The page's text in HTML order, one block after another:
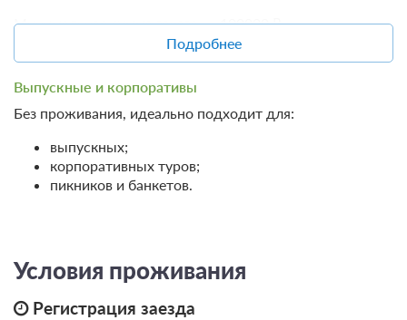
7 500 Забронировать
1 гость
В стоимость входит:
Оздоровительный отдых с 3-разовым питанием без
лечения, Включен завтрак, обед и ужин
При отмене оплата не возвращается
7 500
Минимальная сумма заказа — 100000 ₽.
Подробнее
Выпускные и корпоративы
Без проживания, идеально подходит для:
выпускных;
корпоративных туров;
пикников и банкетов.
Условия проживания
Регистрация заезда